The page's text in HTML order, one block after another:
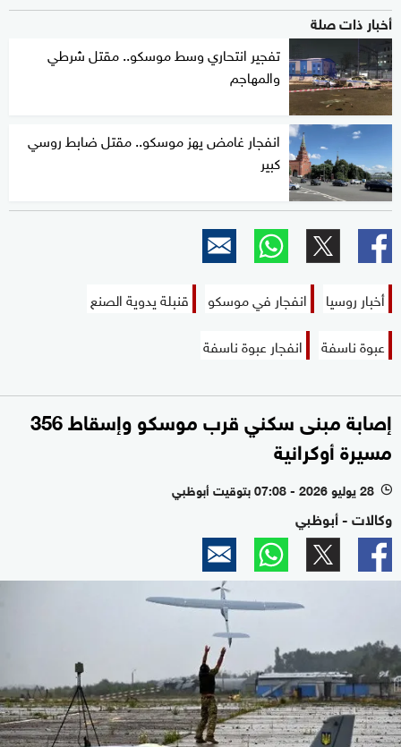
أخبار ذات صلة
تفجير انتحاري وسط موسكو.. مقتل شرطي
والمهاجم
انفجار غامض يهز موسكو.. مقتل ضابط روسي
كبير
أخبار روسيا انفجار في موسكو
قنبلة يدوية الصنع
عبوة ناسفة
انفجار عبوة ناسفة
إصابة مبنى سكني قرب موسكو وإسقاط 356
مسيرة أوكرانية
l 28 يوليو 2026 - 07:08 بتوقيت أبوظبي
وكالات - أبوظبي